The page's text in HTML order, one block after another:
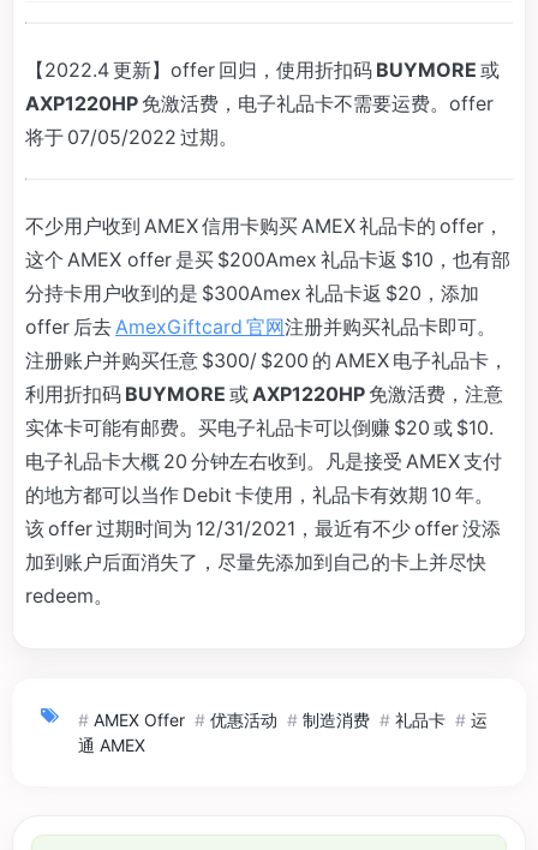
【2022.4 更新】offer 回归，使用折扣码 BUYMORE 或
AXP1220HP 免激活费，电子礼品卡不需要运费。offer
将于 07/05/2022 过期。
不少用户收到 AMEX 信用卡购买 AMEX 礼品卡的 offer，
这个 AMEX offer 是买 $200Amex 礼品卡返 $10，也有部
分持卡用户收到的是 $300Amex 礼品卡返 $20，添加
offer 后去AmexGiftcard 官网注册并购买礼品卡即可。
注册账户并购买任意 $300/ $200 的 AMEX 电子礼品卡，
利用折扣码 BUYMORE 或AXP1220HP 免激活费，注意
实体卡可能有邮费。买电子礼品卡可以倒赚 $20 或 $10.
电子礼品卡大概 20 分钟左右收到。凡是接受 AMEX 支付
的地方都可以当作 Debit 卡使用，礼品卡有效期 10 年。
该 offer 过期时间为 12/31/2021，最近有不少 offer 没添
加到账户后面消失了，尽量先添加到自己的卡上并尽快
redeem。
# AMEX Offer # 优惠活动 # 制造消费 # 礼品卡 # 运
通 AMEX